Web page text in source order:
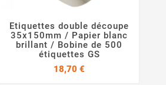
 
Etiquettes double découpe
35x150mm / Papier blanc
brillant / Bobine de 500
étiquettes GS
18,70 €